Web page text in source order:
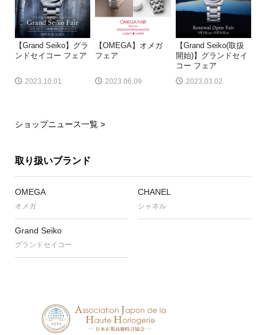
【Grand Seiko】グラ
ンドセイコー フェア
2023.10.01
【OMEGA】オメガ
フェア
2023.06.09
【Grand Seiko(取扱
開始)】グランドセイ
コー フェア
2023.03.02
ショップニュース一覧 >
取り扱いブランド
OMEGA
オメガ
CHANEL
シャネル
Grand Seiko
グランドセイコー